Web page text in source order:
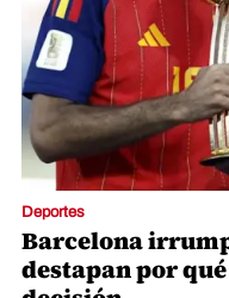
Deportes
Barcelona
destapan por